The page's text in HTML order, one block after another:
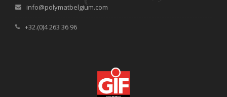
info@polymatbelgium.com
+32.(0)4 263 36 96